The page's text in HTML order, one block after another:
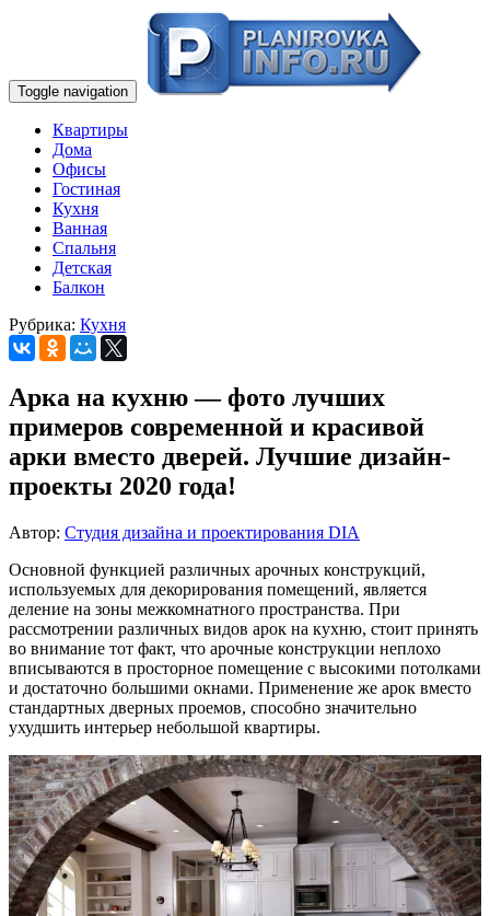
Toggle navigation
Квартиры
Дома
Офисы
Гостиная
Кухня
Ванная
Спальня
Детская
Балкон
Рубрика: Кухня
Арка на кухню — фото лучших
примеров современной и красивой
арки вместо дверей. Лучшие дизайн-
проекты 2020 года!
Автор: Студия дизайна и проектирования DIA
Основной функцией различных арочных конструкций,
используемых для декорирования помещений, является
деление на зоны межкомнатного пространства. При
рассмотрении различных видов арок на кухню, стоит принять
во внимание тот факт, что арочные конструкции неплохо
вписываются в просторное помещение с высокими потолками
и достаточно большими окнами. Применение же арок вместо
стандартных дверных проемов, способно значительно
ухудшить интерьер небольшой квартиры.